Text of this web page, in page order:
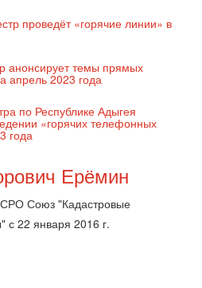
проведёт «горячие линии» в
анонсирует темы прямых
апрель 2023 года
по Республике Адыгея
«горячих телефонных
года
Ерёмин
СРО Союз "Кадастровые
с 22 января 2016 г.